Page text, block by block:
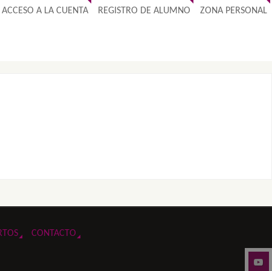
ACCESO A LA CUENTA REGISTRO DE ALUMNO ZONA PERSONAL
CONTACTO